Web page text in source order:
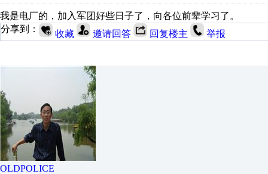
我是电厂的，加入军团好些日子了，向各位前辈学习了。
分享到：
收藏 邀请回答 回复楼主 举报
OLDPOLICE